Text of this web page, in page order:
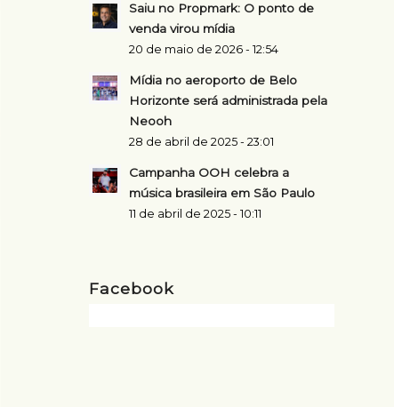
Saiu no Propmark: O ponto de
venda virou mídia
20 de maio de 2026 - 12:54
Mídia no aeroporto de Belo
Horizonte será administrada pela
Neooh
28 de abril de 2025 - 23:01
Campanha OOH celebra a
música brasileira em São Paulo
11 de abril de 2025 - 10:11
Facebook